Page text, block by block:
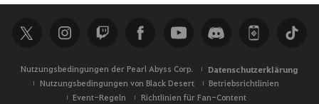
h
e
Nutzungsbedingungen der Pearl Abyss Corp. Datenschutzerklärung
Nutzungsbedingungen von Black Desert
Betriebsrichtlinien
Event-Regeln
Richtlinien für Fan-Content